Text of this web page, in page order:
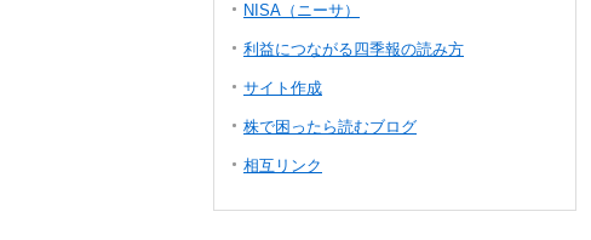
NISA（ニーサ）
利益につながる四季報の読み方
サイト作成
株で困ったら読むブログ
相互リンク